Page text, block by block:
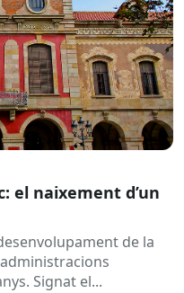
el naixement d’un
de la
Signat el...